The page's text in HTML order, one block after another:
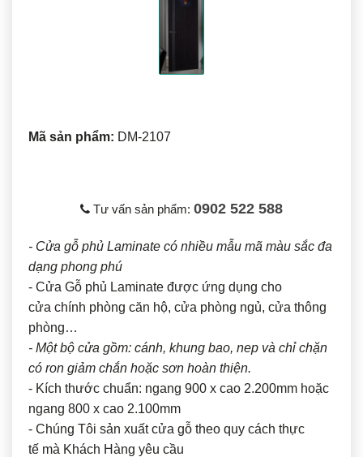
Mã sản phẩm: DM-2107
Tư vấn sản phẩm: 0902 522 588
- Cửa gỗ phủ Laminate có nhiều mẫu mã màu sắc đa
dạng phong phú
- Cửa Gỗ phủ Laminate được ứng dụng cho
cửa chính phòng căn hộ, cửa phòng ngủ, cửa thông
phòng…
- Một bộ cửa gồm: cánh, khung bao, nep và chỉ chặn
có ron giảm chắn hoặc sơn hoàn thiện.
- Kích thước chuẩn: ngang 900 x cao 2.200mm hoặc
ngang 800 x cao 2.100mm
- Chúng Tôi sản xuất cửa gỗ theo quy cách thực
tế mà Khách Hàng yêu cầu